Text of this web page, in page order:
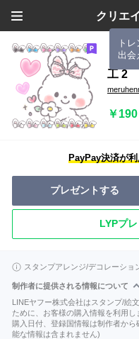
クリエ
ト
出会
リボ
工 2
￥190
PayPay決済が
プレゼントする
LYPプ
スタンプアレンジ/デコレーショ
制作者に提供される情報について
LINEヤフー株式会社はスタンプ/絵
ために、お客様の購入情報を利用し
購入日付、登録国情報は制作者か
能な情報は含まれません)